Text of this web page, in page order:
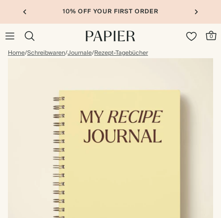
10% OFF YOUR FIRST ORDER
0
Home/Schreibwaren/Journale/Rezept-Tagebücher